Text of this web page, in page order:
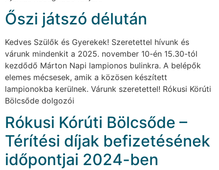
Őszi játszó délután
Kedves Szülők és Gyerekek! Szeretettel hívunk és
várunk mindenkit a 2025. november 10-én 15.30-tól
kezdődő Márton Napi lampionos bulinkra. A belépők
elemes mécsesek, amik a közösen készített
lampionokba kerülnek. Várunk szeretettel! Rókusi Körúti
Bölcsőde dolgozói
Rókusi Kórúti Bölcsőde –
Térítési díjak befizetésének
időpontjai 2024-ben